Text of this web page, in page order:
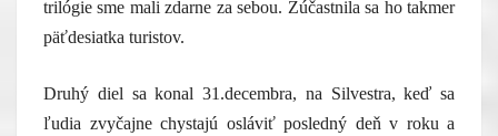
trilógie sme mali zdarne za sebou. Zúčastnila sa ho takmer
päťdesiatka turistov.
Druhý diel sa konal 31.decembra, na Silvestra, keď sa
ľudia zvyčajne chystajú osláviť posledný deň v roku a